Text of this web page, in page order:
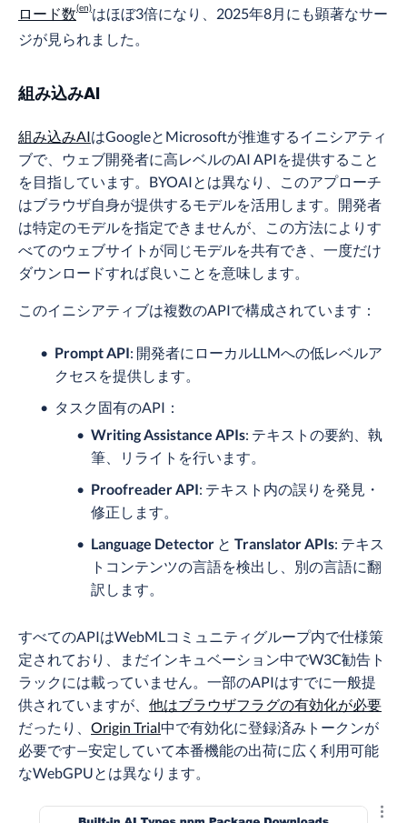
ロード数
はほぼ3倍になり、2025年8月にも顕著なサー
ジが見られました。
組み込みAI
組み込みAIはGoogleとMicrosoftが推進するイニシアティ
ブで、ウェブ開発者に高レベルのAI APIを提供すること
を目指しています。BYOAIとは異なり、このアプローチ
はブラウザ自身が提供するモデルを活用します。開発者
は特定のモデルを指定できませんが、この方法によりす
べてのウェブサイトが同じモデルを共有でき、一度だけ
ダウンロードすれば良いことを意味します。
このイニシアティブは複数のAPIで構成されています：
Prompt API: 開発者にローカルLLMへの低レベルア
クセスを提供します。
タスク固有のAPI：
Writing Assistance APIs: テキストの要約、執
筆、リライトを行います。
Proofreader API: テキスト内の誤りを発見・
修正します。
Language Detector と Translator APIs: テキス
トコンテンツの言語を検出し、別の言語に翻
訳します。
すべてのAPIはWebMLコミュニティグループ内で仕様策
定されており、まだインキュベーション中でW3C勧告ト
ラックには載っていません。一部のAPIはすでに一般提
供されていますが、 他はブラウザフラグの有効化が必要
だったり、 Origin Trial中で有効化に登録済みトークンが
必要です—安定していて本番機能の出荷に広く利用可能
なWebGPUとは異なります。